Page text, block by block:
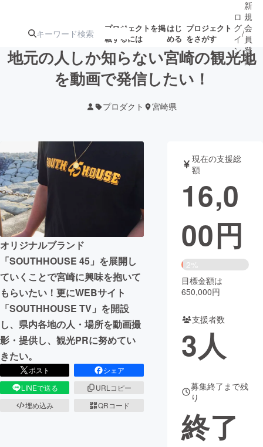
プロジェクトを掲
載するには
はじ
める
プロジェクト
をさがす
注目の新着プロ
ジェクト
募集終了が近いプ
ロジェクト
アート・写真 音楽
テクノロジー・ガジェット ゲーム・
書籍・雑誌
ビジネス・起業 チャレンジ
まちづくり・地域活性化
CAMPFIRE for Social Good
CAMPFIRE Creation
CAMPFIREふるさと納税
コミュニティ
ロ
グ
イ
ン
/
新
規
会
員
登
録
地元の人しか知らない宮崎の観光地
を動画で発信したい！
プロダクト 宮崎県
オリジナルブランド
「SOUTHHOUSE 45」を展開し
ていくことで宮崎に興味を抱いて
もらいたい！更にWEBサイト
「SOUTHHOUSE TV」を開設
し、県内各地の人・場所を動画撮
影・提供し、観光PRに努めてい
きたい。
ポスト
シェア
LINEで送る
URLコピー
埋め込み
QRコード
現在の支援総
額
16,0
00円
2%
目標金額は
650,000円
支援者数
3人
募集終了まで残
り
終了